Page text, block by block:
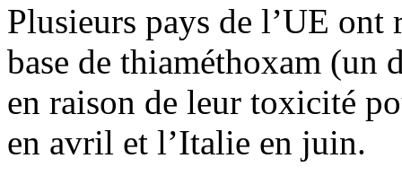
Plusieurs pays de l’UE
base de thiaméthoxam (un
en raison de leur toxicité
en avril et l’Italie en juin.